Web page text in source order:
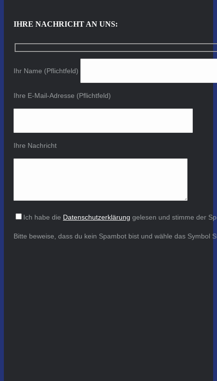
IHRE NACHRICHT AN UNS:
Ihr Name (Pflichtfeld)
Ihre E-Mail-Adresse (Pflichtfeld)
Ihre Nachricht
Ich habe die Datenschutzerklärung gelesen und stimme der
Bitte beweise, dass du kein Spambot bist und wähle das Symbol